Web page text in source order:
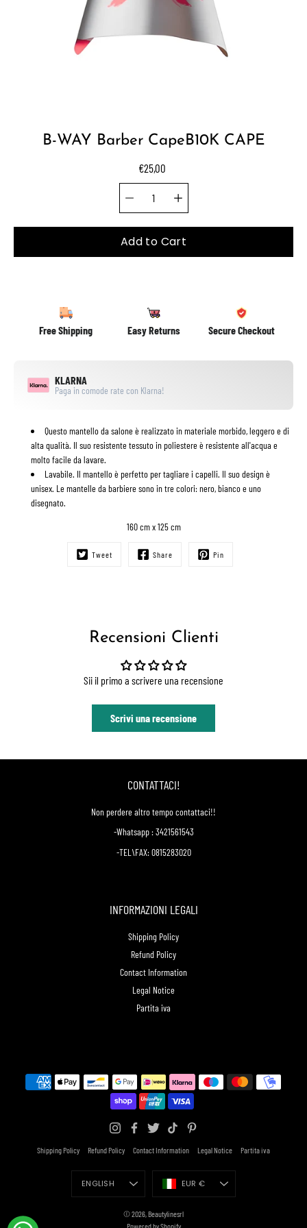
B-WAY Barber CapeB10K CAPE
€25,00
Select
Quantity selector
Add to Cart
Free Shipping Easy Returns Secure Checkout
KLARNA
Paga in comode rate con Klarna!
Questo mantello da salone è realizzato in materiale morbido, leggero e di
alta qualità. Il suo resistente tessuto in poliestere è resistente all'acqua e
molto facile da lavare.
Lavabile. Il mantello è perfetto per tagliare i capelli. Il suo design è
unisex. Le mantelle da barbiere sono in tre colori: nero, bianco e uno
disegnato.
160 cm x 125 cm
Tweet Share Pin
Recensioni Clienti
Sii il primo a scrivere una recensione
Scrivi una recensione
CONTATTACI!
Non perdere altro tempo contattaci!!
-Whatsapp : 3421561543
-TEL\FAX: 0815283020
INFORMAZIONI LEGALI
Shipping Policy
Refund Policy
Contact Information
Legal Notice
Partita iva
Shipping Policy Refund Policy Contact Information Legal Notice Partita iva
Language
ENGLISH Currency
EUR €
© 2026, Beautylinesrl
Powered by Shopify